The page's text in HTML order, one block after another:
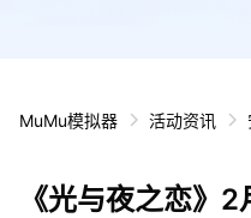
MuMu模拟器 活动资讯
《光与夜之恋》